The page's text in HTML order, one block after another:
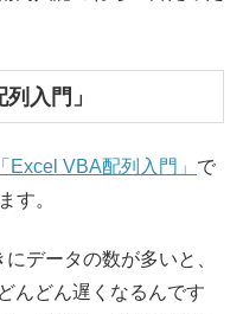
入門」
「Excel VBA配列入門」 で
す。
データの数が多いと、
んどん遅くなるんです